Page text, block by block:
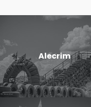
Alecrim